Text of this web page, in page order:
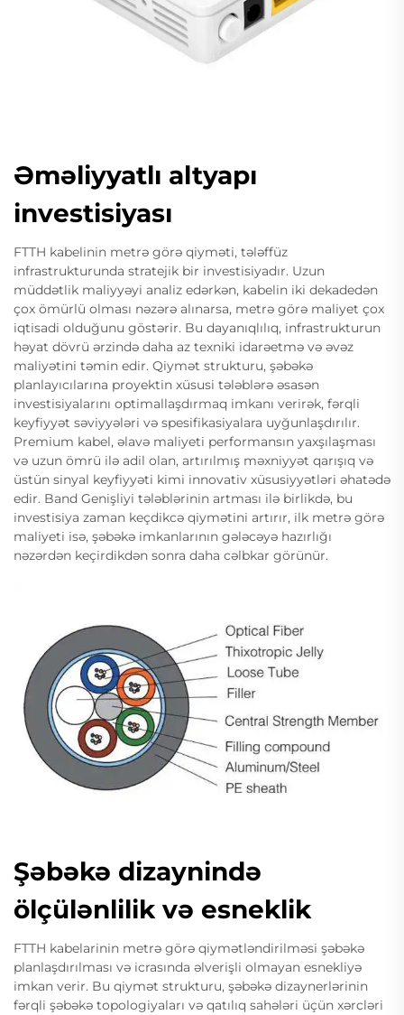
Əməliyyatlı altyapı
investisiyası
FTTH kabelinin metrə görə qiyməti, tələffüz
infrastrukturunda stratejik bir investisiyadır. Uzun
müddətlik maliyyəyi analiz edərkən, kabelin iki dekadedən
çox ömürlü olması nəzərə alınarsa, metrə görə maliyet çox
iqtisadi olduğunu göstərir. Bu dayanıqlılıq, infrastrukturun
həyat dövrü ərzində daha az texniki idarəetmə və əvəz
maliyətini təmin edir. Qiymət strukturu, şəbəkə
planlayıcılarına proyektin xüsusi tələblərə əsasən
investisiyalarını optimallaşdırmaq imkanı verirək, fərqli
keyfiyyət səviyyələri və spesifikasiyalara uyğunlaşdırılır.
Premium kabel, əlavə maliyeti performansın yaxşılaşması
və uzun ömrü ilə adil olan, artırılmış məxniyyət qarışıq və
üstün sinyal keyfiyyəti kimi innovativ xüsusiyyətləri əhatədə
edir. Band Genişliyi tələblərinin artması ilə birlikdə, bu
investisiya zaman keçdikcə qiymətini artırır, ilk metrə görə
maliyeti isə, şəbəkə imkanlarının gələcəyə hazırlığı
nəzərdən keçirdikdən sonra daha cəlbkar görünür.
Şəbəkə dizaynində
ölçülənlilik və esneklik
FTTH kabelarinin metrə görə qiymətləndirilməsi şəbəkə
planlaşdırılması və icrasında əlverişli olmayan esnekliyə
imkan verir. Bu qiymət strukturu, şəbəkə dizaynerlərinin
fərqli şəbəkə topologiyaları və qatılıq sahələri üçün xərcləri